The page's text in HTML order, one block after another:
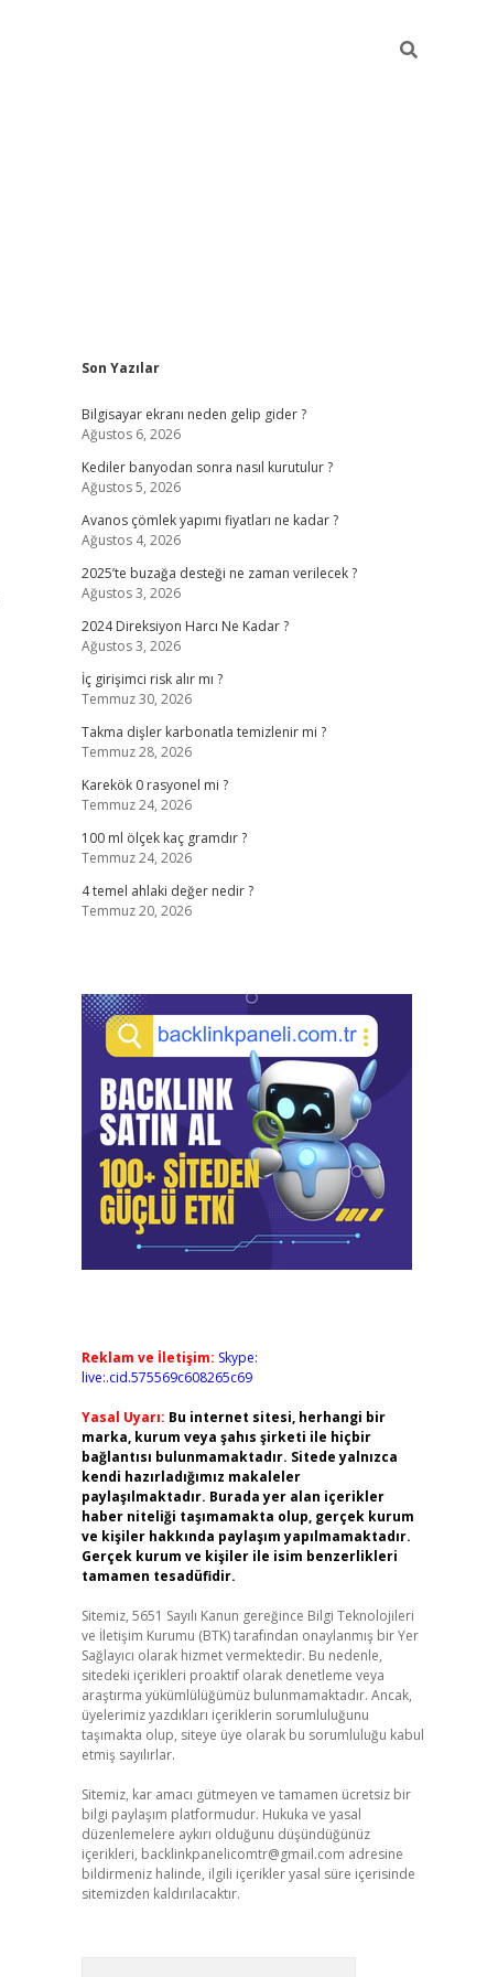
Sidebar
Son Yazılar
Bilgisayar ekranı neden gelip gider ?
Ağustos 6, 2026
Kediler banyodan sonra nasıl kurutulur ?
Ağustos 5, 2026
Avanos çömlek yapımı fiyatları ne kadar ?
Ağustos 4, 2026
2025’te buzağa desteği ne zaman verilecek ?
Ağustos 3, 2026
2024 Direksiyon Harcı Ne Kadar ?
Ağustos 3, 2026
İç girişimci risk alır mı ?
Temmuz 30, 2026
Takma dişler karbonatla temizlenir mi ?
Temmuz 28, 2026
Karekök 0 rasyonel mi ?
Temmuz 24, 2026
100 ml ölçek kaç gramdır ?
Temmuz 24, 2026
4 temel ahlaki değer nedir ?
Temmuz 20, 2026
Reklam ve İletişim: Skype:
live:.cid.575569c608265c69
Yasal Uyarı: Bu internet sitesi, herhangi bir
marka, kurum veya şahıs şirketi ile hiçbir
bağlantısı bulunmamaktadır. Sitede yalnızca
kendi hazırladığımız makaleler
paylaşılmaktadır. Burada yer alan içerikler
haber niteliği taşımamakta olup, gerçek kurum
ve kişiler hakkında paylaşım yapılmamaktadır.
Gerçek kurum ve kişiler ile isim benzerlikleri
tamamen tesadüfidir.
Sitemiz, 5651 Sayılı Kanun gereğince Bilgi Teknolojileri
ve İletişim Kurumu (BTK) tarafından onaylanmış bir Yer
Sağlayıcı olarak hizmet vermektedir. Bu nedenle,
sitedeki içerikleri proaktif olarak denetleme veya
araştırma yükümlülüğümüz bulunmamaktadır. Ancak,
üyelerimiz yazdıkları içeriklerin sorumluluğunu
taşımakta olup, siteye üye olarak bu sorumluluğu kabul
etmiş sayılırlar.
Sitemiz, kar amacı gütmeyen ve tamamen ücretsiz bir
bilgi paylaşım platformudur. Hukuka ve yasal
düzenlemelere aykırı olduğunu düşündüğünüz
içerikleri, backlinkpanelicomtr@gmail.com adresine
bildirmeniz halinde, ilgili içerikler yasal süre içerisinde
sitemizden kaldırılacaktır.